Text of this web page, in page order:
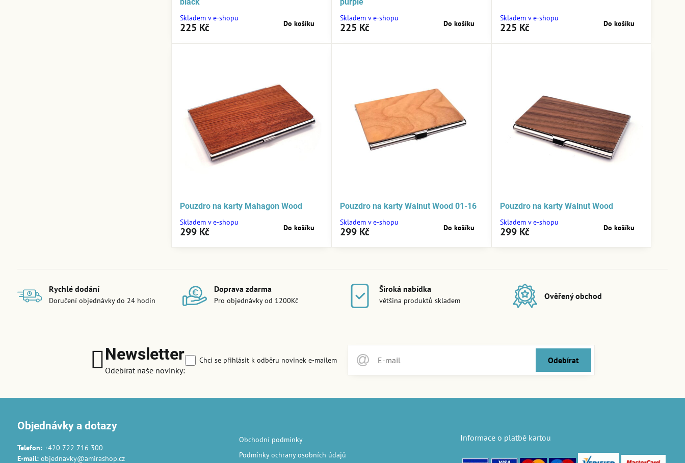
Skladem v e-shopu
225 Kč Do košíku
Skladem v e-shopu
225 Kč Do košíku
Skladem v e-shopu
225 Kč Do košíku
Pouzdro na karty Mahagon Wood
Skladem v e-shopu
299 Kč Do košíku
Pouzdro na karty Walnut Wood 01-16
Skladem v e-shopu
299 Kč Do košíku
Pouzdro na karty Walnut Wood
Skladem v e-shopu
299 Kč Do košíku
Rychlé dodání
Doručení objednávky do 24 hodin
Doprava zdarma
Pro objednávky od 1200Kč
Široká nabídka
většina produktů skladem Ověřený obchod
Newsletter
Odebírat naše novinky:
Odebírat
Chci se přihlásit k odběru novinek e-mailem
Objednávky a dotazy
Telefon:+420 722 716 300
E-mail:objednavky@amirashop.cz
Obchodní podmínky
Podmínky ochrany osobních údajů
Informace o platbě kartou